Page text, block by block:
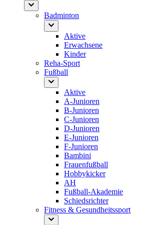
Badminton
Aktive
Erwachsene
Kinder
Reha-Sport
Fußball
Aktive
A-Junioren
B-Junioren
C-Junioren
D-Junioren
E-Junioren
F-Junioren
Bambini
Frauenfußball
Hobbykicker
AH
Fußball-Akademie
Schiedsrichter
Fitness & Gesundheitssport